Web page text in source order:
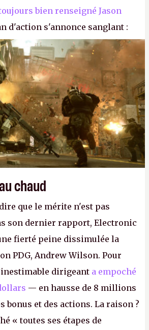
bien renseigné Jason
d'action s'annonce sanglant :
drastiques, fermetures de
massifs. En gros, essorer
virer le reste.P.
chaud
que le mérite n'est pas
son dernier rapport, Electronic
fierté peine dissimulée la
PDG, Andrew Wilson. Pour
dirigeant a empoché
— en hausse de 8 millions
bonus et des actions. La raison ?
« toutes ses étapes de